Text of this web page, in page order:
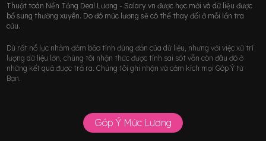
Thuật toán Nền Tảng Deal Lương - Salary.vn được học mới và dữ liệu được
bổ sung thường xuyên. Do đó mức lương sẽ có thể thay đổi ở mỗi lần tra
cứu.
Dù rất nổ lực nhằm đảm bảo tính đúng đắn của dữ liệu, nhưng với việc xử trí
lượng dữ liệu lớn, chúng tôi nhận thức được tính sai sót vẫn còn đâu đó ở
những kết quả được trả ra. Chúng tôi ghi nhận và cảm kích mọi Góp Ý từ
Bạn.
Góp Ý Mức Lương